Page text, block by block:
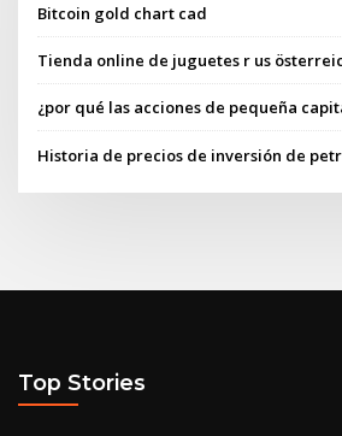
Bitcoin gold chart cad
Tienda online de juguetes r us
¿por qué las acciones de pequeña
Historia de precios de inversión de
Top Stories